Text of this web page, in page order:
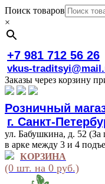
Поиск товаров
×
+7 981 712 56 26
vkus-
Заказы через корзину
Розничный
г. Санкт-
ул. Бабушкина, д. 52
в арке между 3 и 4
КОРЗИНА
(0 шт. на 0 руб.)